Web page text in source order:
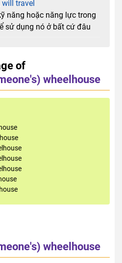
travel
năng hoặc năng lực trong
sử dụng nó ở bất cứ đâu
of
wheelhouse
wheelhouse